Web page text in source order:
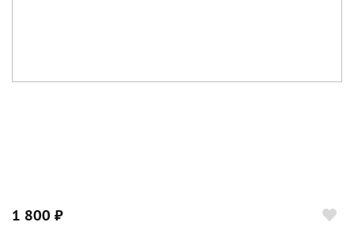
1 800 ₽